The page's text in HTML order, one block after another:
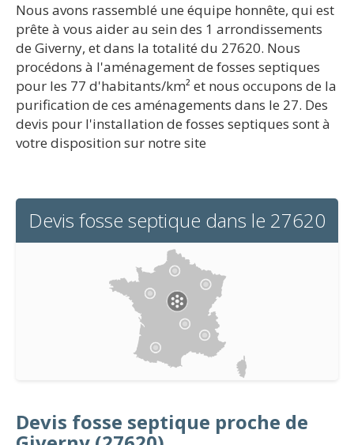
Nous avons rassemblé une équipe honnête, qui est
prête à vous aider au sein des 1 arrondissements
de Giverny, et dans la totalité du 27620. Nous
procédons à l'aménagement de fosses septiques
pour les 77 d'habitants/km² et nous occupons de la
purification de ces aménagements dans le 27. Des
devis pour l'installation de fosses septiques sont à
votre disposition sur notre site
Devis fosse septique dans le 27620
Devis fosse septique proche de